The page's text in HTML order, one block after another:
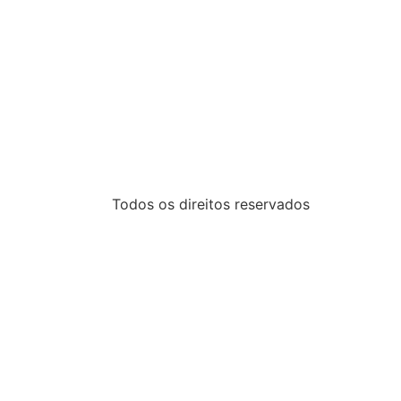
Todos os direitos reservados